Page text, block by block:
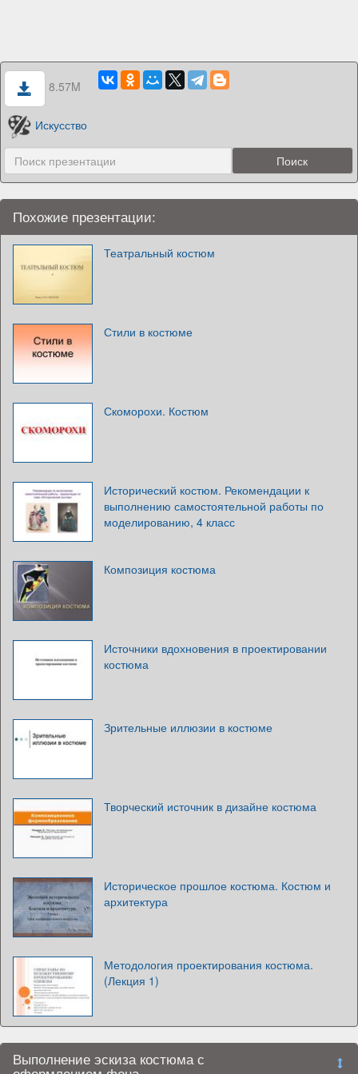
8.57M
Искусство
Похожие презентации:
Театральный костюм
Стили в костюме
Скоморохи. Костюм
Исторический костюм. Рекомендации к
выполнению самостоятельной работы по
моделированию, 4 класс
Композиция костюма
Источники вдохновения в проектировании
костюма
Зрительные иллюзии в костюме
Творческий источник в дизайне костюма
Историческое прошлое костюма. Костюм и
архитектура
Методология проектирования костюма.
(Лекция 1)
Выполнение эскиза костюма с